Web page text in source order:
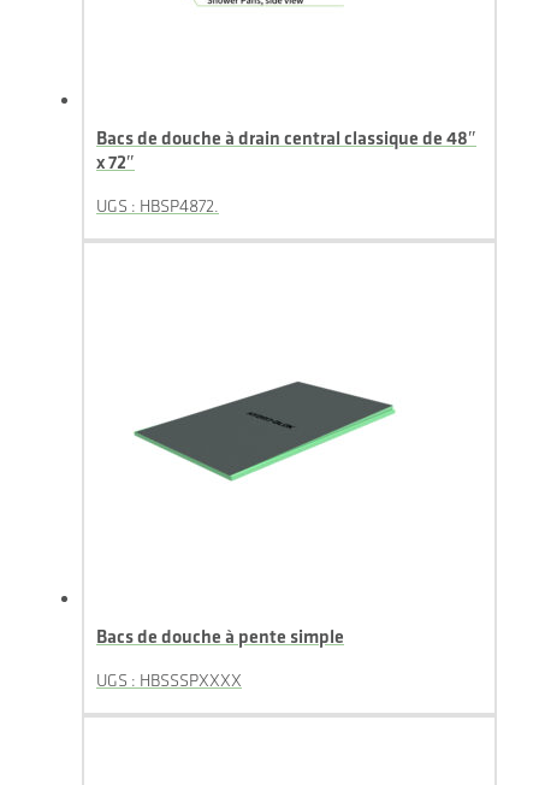
Bacs de douche à drain central classique de 48″
x 72″
UGS : HBSP4872.
Bacs de douche à pente simple
UGS : HBSSSPXXXX